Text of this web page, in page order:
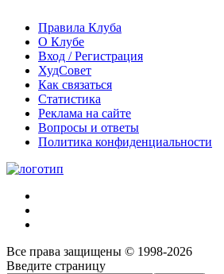
Правила Клуба
О Клубе
Вход / Регистрация
ХудСовет
Как связаться
Статистика
Реклама на сайте
Вопросы и ответы
Политика конфиденциальности
Все права защищены © 1998-2026
Введите страницу